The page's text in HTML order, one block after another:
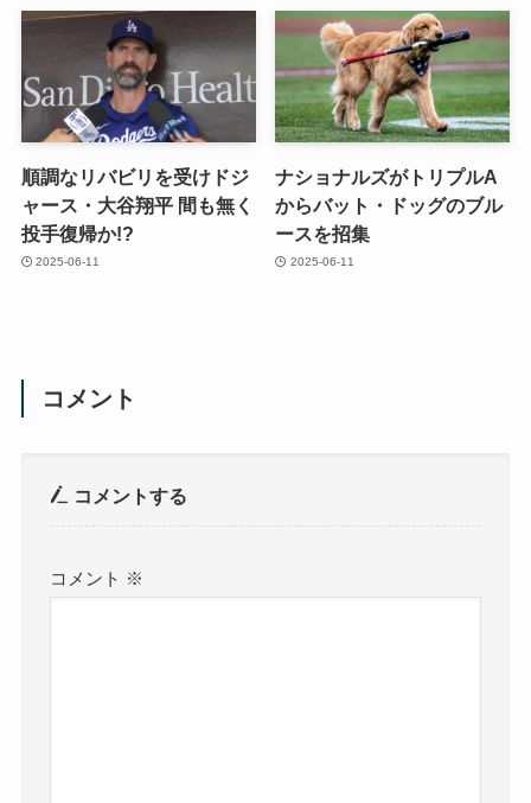
順調なリバビリを受けドジ
ャース・大谷翔平 間も無く
投手復帰か!?
2025-06-11
ナショナルズがトリプルA
からバット・ドッグのブル
ースを招集
2025-06-11
コメント
コメントする
コメント ※